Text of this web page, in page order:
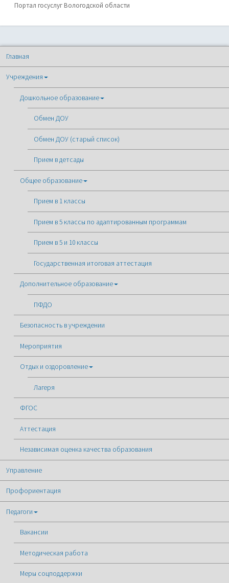
Портал госуслуг Вологодской области
Главная
Учреждения
Дошкольное образование
Обмен ДОУ
Обмен ДОУ (старый список)
Прием в детсады
Общее образование
Прием в 1 классы
Прием в 5 классы по адаптированным программам
Прием в 5 и 10 классы
Государственная итоговая аттестация
Дополнительное образование
ПФДО
Безопасность в учреждении
Мероприятия
Отдых и оздоровление
Лагеря
ФГОС
Аттестация
Независимая оценка качества образования
Управление
Профориентация
Педагоги
Вакансии
Методическая работа
Меры соцподдержки